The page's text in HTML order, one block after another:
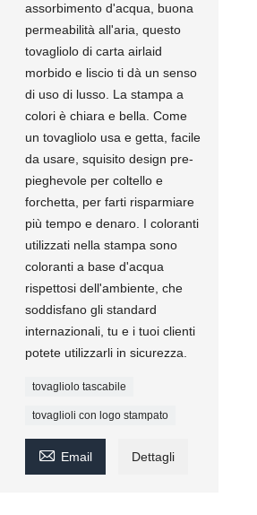
assorbimento d'acqua, buona
permeabilità all'aria, questo
tovagliolo di carta airlaid
morbido e liscio ti dà un senso
di uso di lusso. La stampa a
colori è chiara e bella. Come
un tovagliolo usa e getta, facile
da usare, squisito design pre-
pieghevole per coltello e
forchetta, per farti risparmiare
più tempo e denaro. I coloranti
utilizzati nella stampa sono
coloranti a base d'acqua
rispettosi dell'ambiente, che
soddisfano gli standard
internazionali, tu e i tuoi clienti
potete utilizzarli in sicurezza.
tovagliolo tascabile
tovaglioli con logo stampato
 Email Dettagli